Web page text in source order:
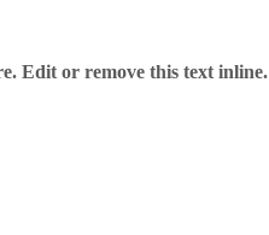
Edit or remove this text inline.
und gut verpackt.